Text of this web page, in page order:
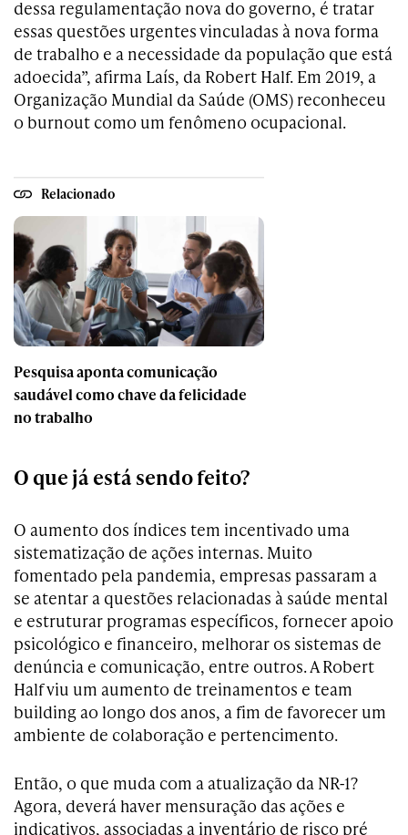
dessa regulamentação nova do governo, é tratar
essas questões urgentes vinculadas à nova forma
de trabalho e a necessidade da população que está
adoecida”, afirma Laís, da Robert Half. Em 2019, a
Organização Mundial da Saúde (OMS) reconheceu
o burnout como um fenômeno ocupacional.
Relacionado
Pesquisa aponta comunicação
saudável como chave da felicidade
no trabalho
O que já está sendo feito?
O aumento dos índices tem incentivado uma
sistematização de ações internas. Muito
fomentado pela pandemia, empresas passaram a
se atentar a questões relacionadas à saúde mental
e estruturar programas específicos, fornecer apoio
psicológico e financeiro, melhorar os sistemas de
denúncia e comunicação, entre outros. A Robert
Half viu um aumento de treinamentos e team
building ao longo dos anos, a fim de favorecer um
ambiente de colaboração e pertencimento.
Então, o que muda com a atualização da NR-1?
Agora, deverá haver mensuração das ações e
indicativos, associadas a inventário de risco pré